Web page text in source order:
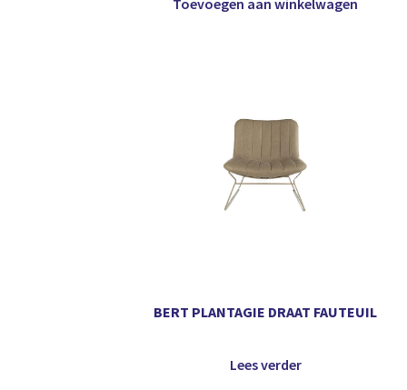
Toevoegen aan winkelwagen
BERT PLANTAGIE DRAAT FAUTEUIL
Lees verder